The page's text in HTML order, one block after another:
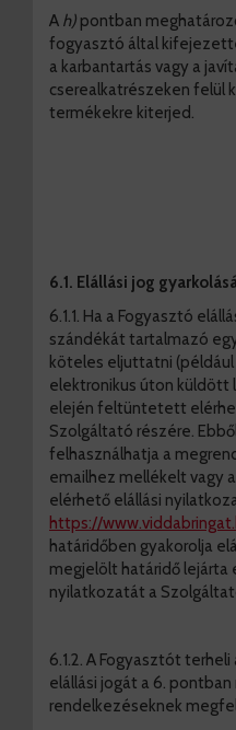
A h) pontban
fogyasztó által
a karbantartás vagy a
cserealkatrészeken felül
termékekre kiterjed.
6.1. Elállási jog
6.1.1. Ha a Fogyasztó
szándékát tartalmazó
köteles eljuttatni
elektronikus úton küldött
elején feltüntetett
Szolgáltató részére.
felhasználhatja a
emailhez mellékelt vagy
elérhető elállási
https://
határidőben gyakorolja
megjelölt határidő lejárta
nyilatkozatát a
6.1.2. A Fogyasztót
elállási jogát a 6.
rendelkezéseknek